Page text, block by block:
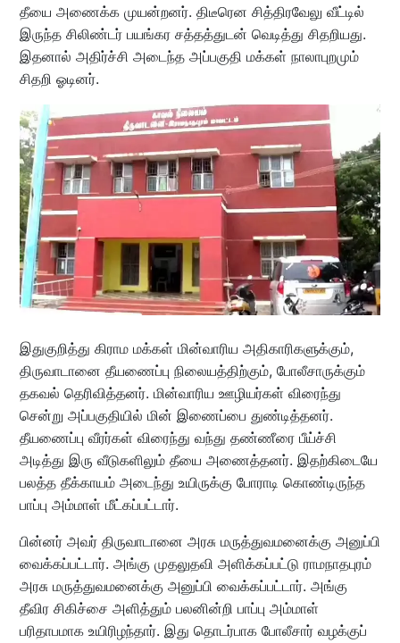
தீயை அணைக்க முயன்றனர். திடீரென சித்திரவேலு வீட்டில்
இருந்த சிலிண்டர் பயங்கர சத்தத்துடன் வெடித்து சிதறியது.
இதனால் அதிர்ச்சி அடைந்த அப்பகுதி மக்கள் நாலாபுறமும்
சிதறி ஓடினர்.
இதுகுறித்து கிராம மக்கள் மின்வாரிய அதிகாரிகளுக்கும்,
திருவாடானை தீயணைப்பு நிலையத்திற்கும், போலீசாருக்கும்
தகவல் தெரிவித்தனர். மின்வாரிய ஊழியர்கள் விரைந்து
சென்று அப்பகுதியில் மின் இணைப்பை துண்டித்தனர்.
தீயணைப்பு வீரர்கள் விரைந்து வந்து தண்ணீரை பீய்ச்சி
அடித்து இரு வீடுகளிலும் தீயை அணைத்தனர். இதற்கிடையே
பலத்த தீக்காயம் அடைந்து உயிருக்கு போராடி கொண்டிருந்த
பாப்பு அம்மாள் மீட்கப்பட்டார்.
பின்னர் அவர் திருவாடானை அரசு மருத்துவமனைக்கு அனுப்பி
வைக்கப்பட்டார். அங்கு முதலுதவி அளிக்கப்பட்டு ராமநாதபுரம்
அரசு மருத்துவமனைக்கு அனுப்பி வைக்கப்பட்டார். அங்கு
தீவிர சிகிச்சை அளித்தும் பலனின்றி பாப்பு அம்மாள்
பரிதாபமாக உயிரிழந்தார். இது தொடர்பாக போலீசார் வழக்குப்